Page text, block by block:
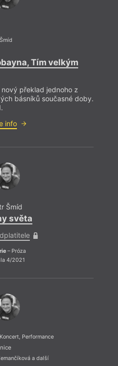
Tím velkým
překlad jednoho z
básníků současné doby.
info
Šmíd
světa
– Próza
4/2021
Performance
a další